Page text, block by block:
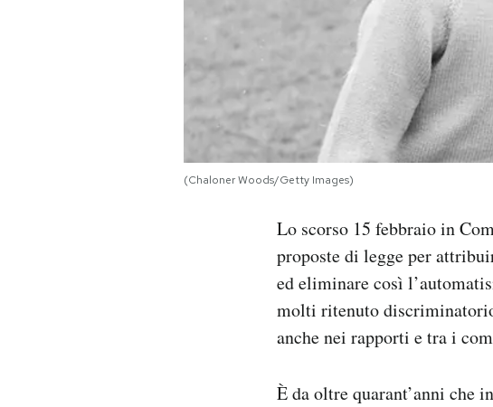
AREA PERSONALE
(Chaloner Woods/Getty Images)
Lo scorso 15 febbraio in
proposte di legge per
ed eliminare così
molti ritenuto
anche nei rapporti e tra i
È da oltre quarant’anni che